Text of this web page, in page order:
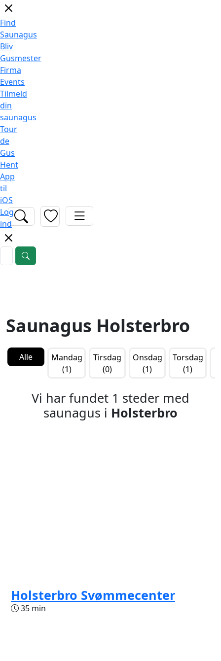
Find
Saunagus
Bliv
Gusmester
Firma
Events
Tilmeld
din
saunagus
Tour
de
Gus
Hent
App
til
iOS
Log
ind
Saunagus Holsterbro
Alle
Mandag
(1)
Tirsdag
(0)
Onsdag
(1)
Torsdag
(1)
Vi har fundet 1 steder med
saunagus i Holsterbro
Holsterbro Svømmecenter
35 min